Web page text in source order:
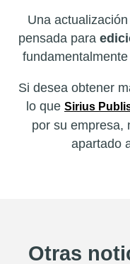
Una actualización
pensada para
Si desea obtener
lo que Sirius
por su empresa,
apartado
Otras